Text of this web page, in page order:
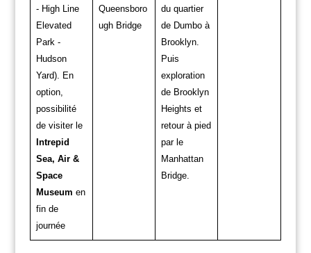
- High Line
Elevated
Park -
Hudson
Yard). En
option,
possibilité
de visiter le
Intrepid
Sea, Air &
Space
Museum en
fin de
journée
Queensboro
ugh Bridge
du quartier
de Dumbo à
Brooklyn.
Puis
exploration
de Brooklyn
Heights et
retour à pied
par le
Manhattan
Bridge.